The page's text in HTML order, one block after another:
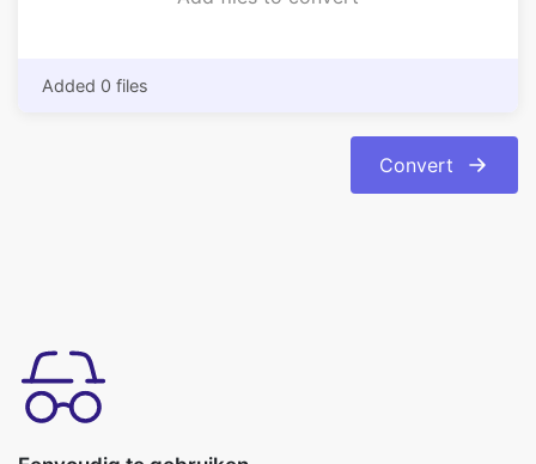
Eenvoudig te gebruiken
Converteer gif naar ico afbeeldingsformaat online met slechts
een paar klikken. We kunnen het bestandsformaat eenvoudig